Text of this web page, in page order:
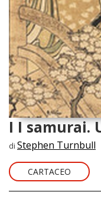
I I samurai.
di Stephen Turnbull
CARTACEO